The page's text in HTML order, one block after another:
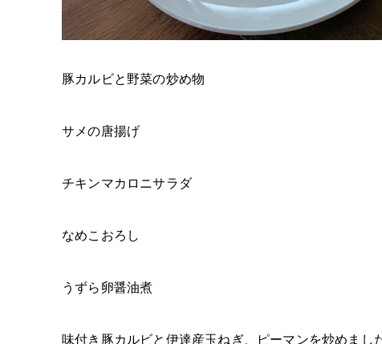
豚カルビと野菜の炒め物
サメの唐揚げ
チキンマカロニサラダ
なめこおろし
うずら卵醤油煮
味付き豚カルビと伊達産玉ねぎ、ピーマンを炒めました